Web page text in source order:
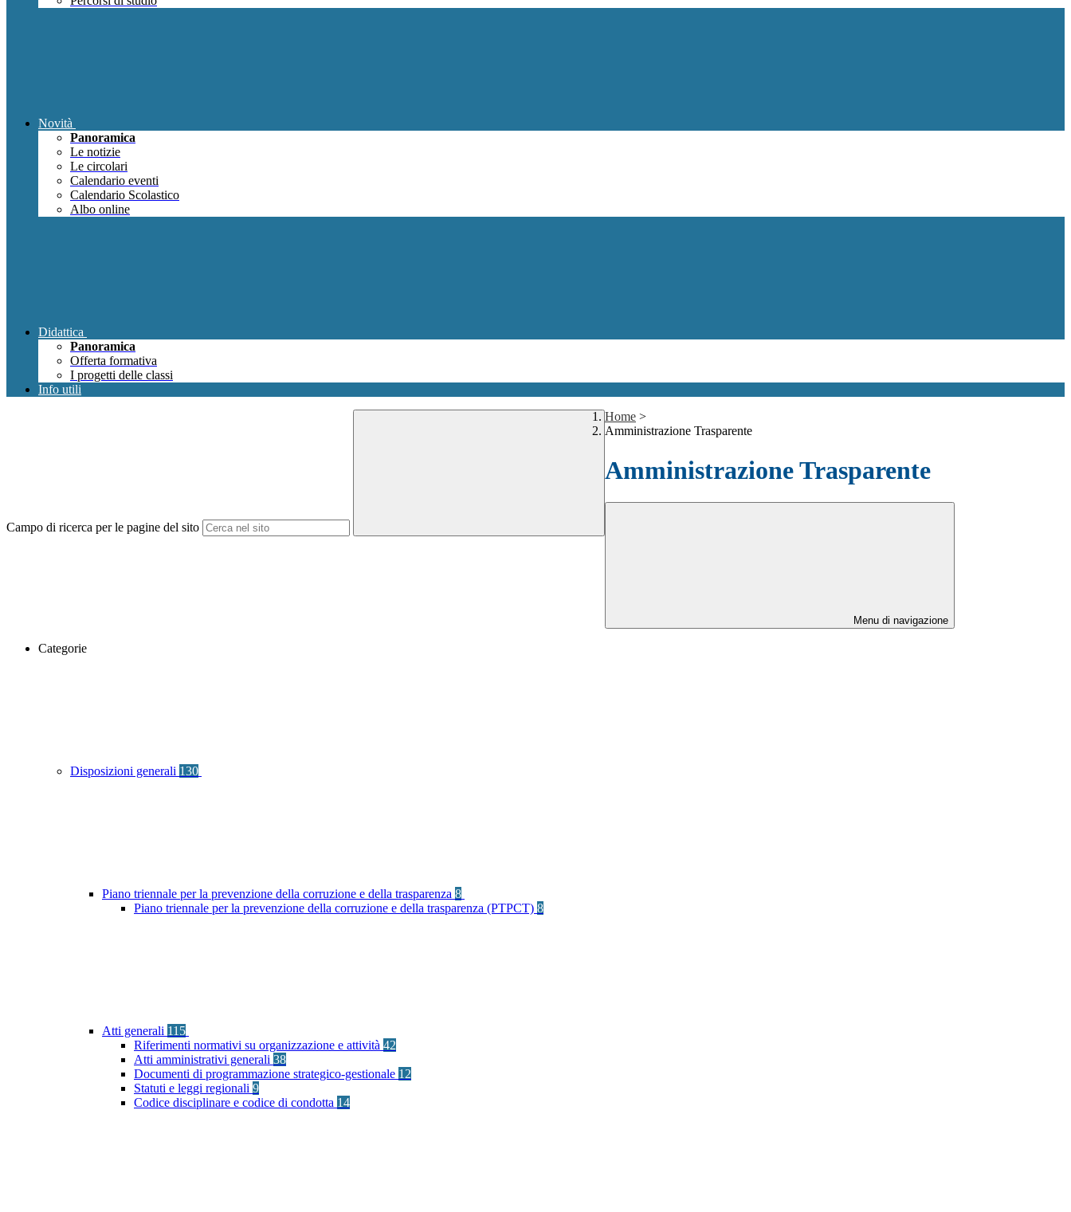
Novità
Panoramica
Le notizie
Le circolari
Calendario eventi
Calendario Scolastico
Albo online
Didattica
Panoramica
Offerta formativa
I progetti delle classi
Info utili
Campo di ricerca per le pagine del sito
Home >
Amministrazione Trasparente
Amministrazione Trasparente
Menu di navigazione
Categorie
Disposizioni generali 130
Piano triennale per la prevenzione della corruzione e della trasparenza 8
Piano triennale per la prevenzione della corruzione e della trasparenza (PTPCT) 8
Atti generali 115
Riferimenti normativi su organizzazione e attività 42
Atti amministrativi generali 38
Documenti di programmazione strategico-gestionale 12
Statuti e leggi regionali 9
Codice disciplinare e codice di condotta 14